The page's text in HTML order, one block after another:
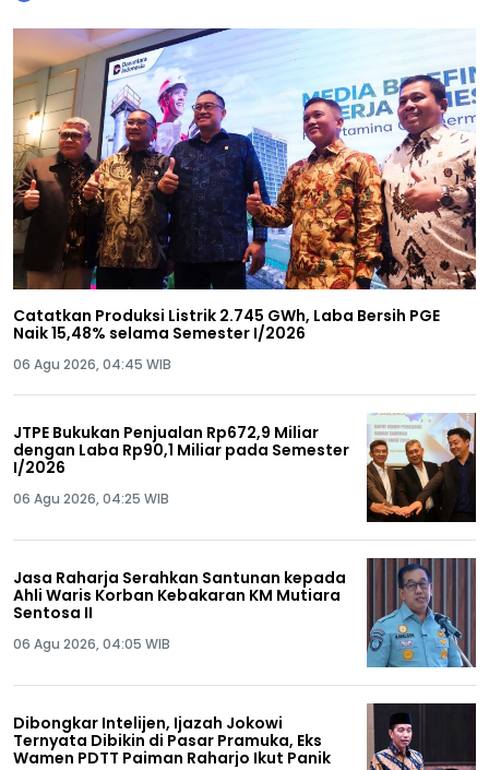
Catatkan Produksi Listrik 2.745 GWh, Laba Bersih PGE
Naik 15,48% selama Semester I/2026
06 Agu 2026, 04:45 WIB
JTPE Bukukan Penjualan Rp672,9 Miliar
dengan Laba Rp90,1 Miliar pada Semester
I/2026
06 Agu 2026, 04:25 WIB
Jasa Raharja Serahkan Santunan kepada
Ahli Waris Korban Kebakaran KM Mutiara
Sentosa II
06 Agu 2026, 04:05 WIB
Dibongkar Intelijen, Ijazah Jokowi
Ternyata Dibikin di Pasar Pramuka, Eks
Wamen PDTT Paiman Raharjo Ikut Panik